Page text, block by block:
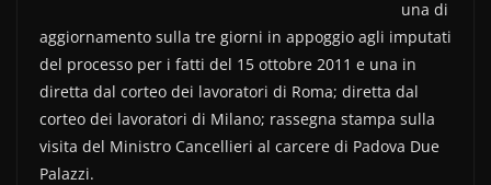
una di
aggiornamento sulla tre giorni in appoggio agli imputati
del processo per i fatti del 15 ottobre 2011 e una in
diretta dal corteo dei lavoratori di Roma; diretta dal
corteo dei lavoratori di Milano; rassegna stampa sulla
visita del Ministro Cancellieri al carcere di Padova Due
Palazzi.